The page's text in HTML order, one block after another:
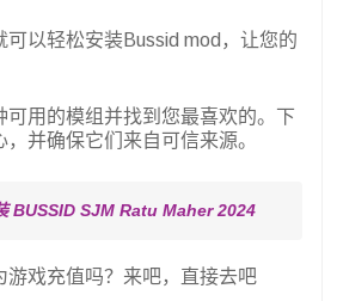
可以轻松安装Bussid mod，让您的
可用的模组并找到您最喜欢的。下
并确保它们来自可信来源。
BUSSID SJM Ratu Maher 2024
游戏充值吗？来吧，直接去吧